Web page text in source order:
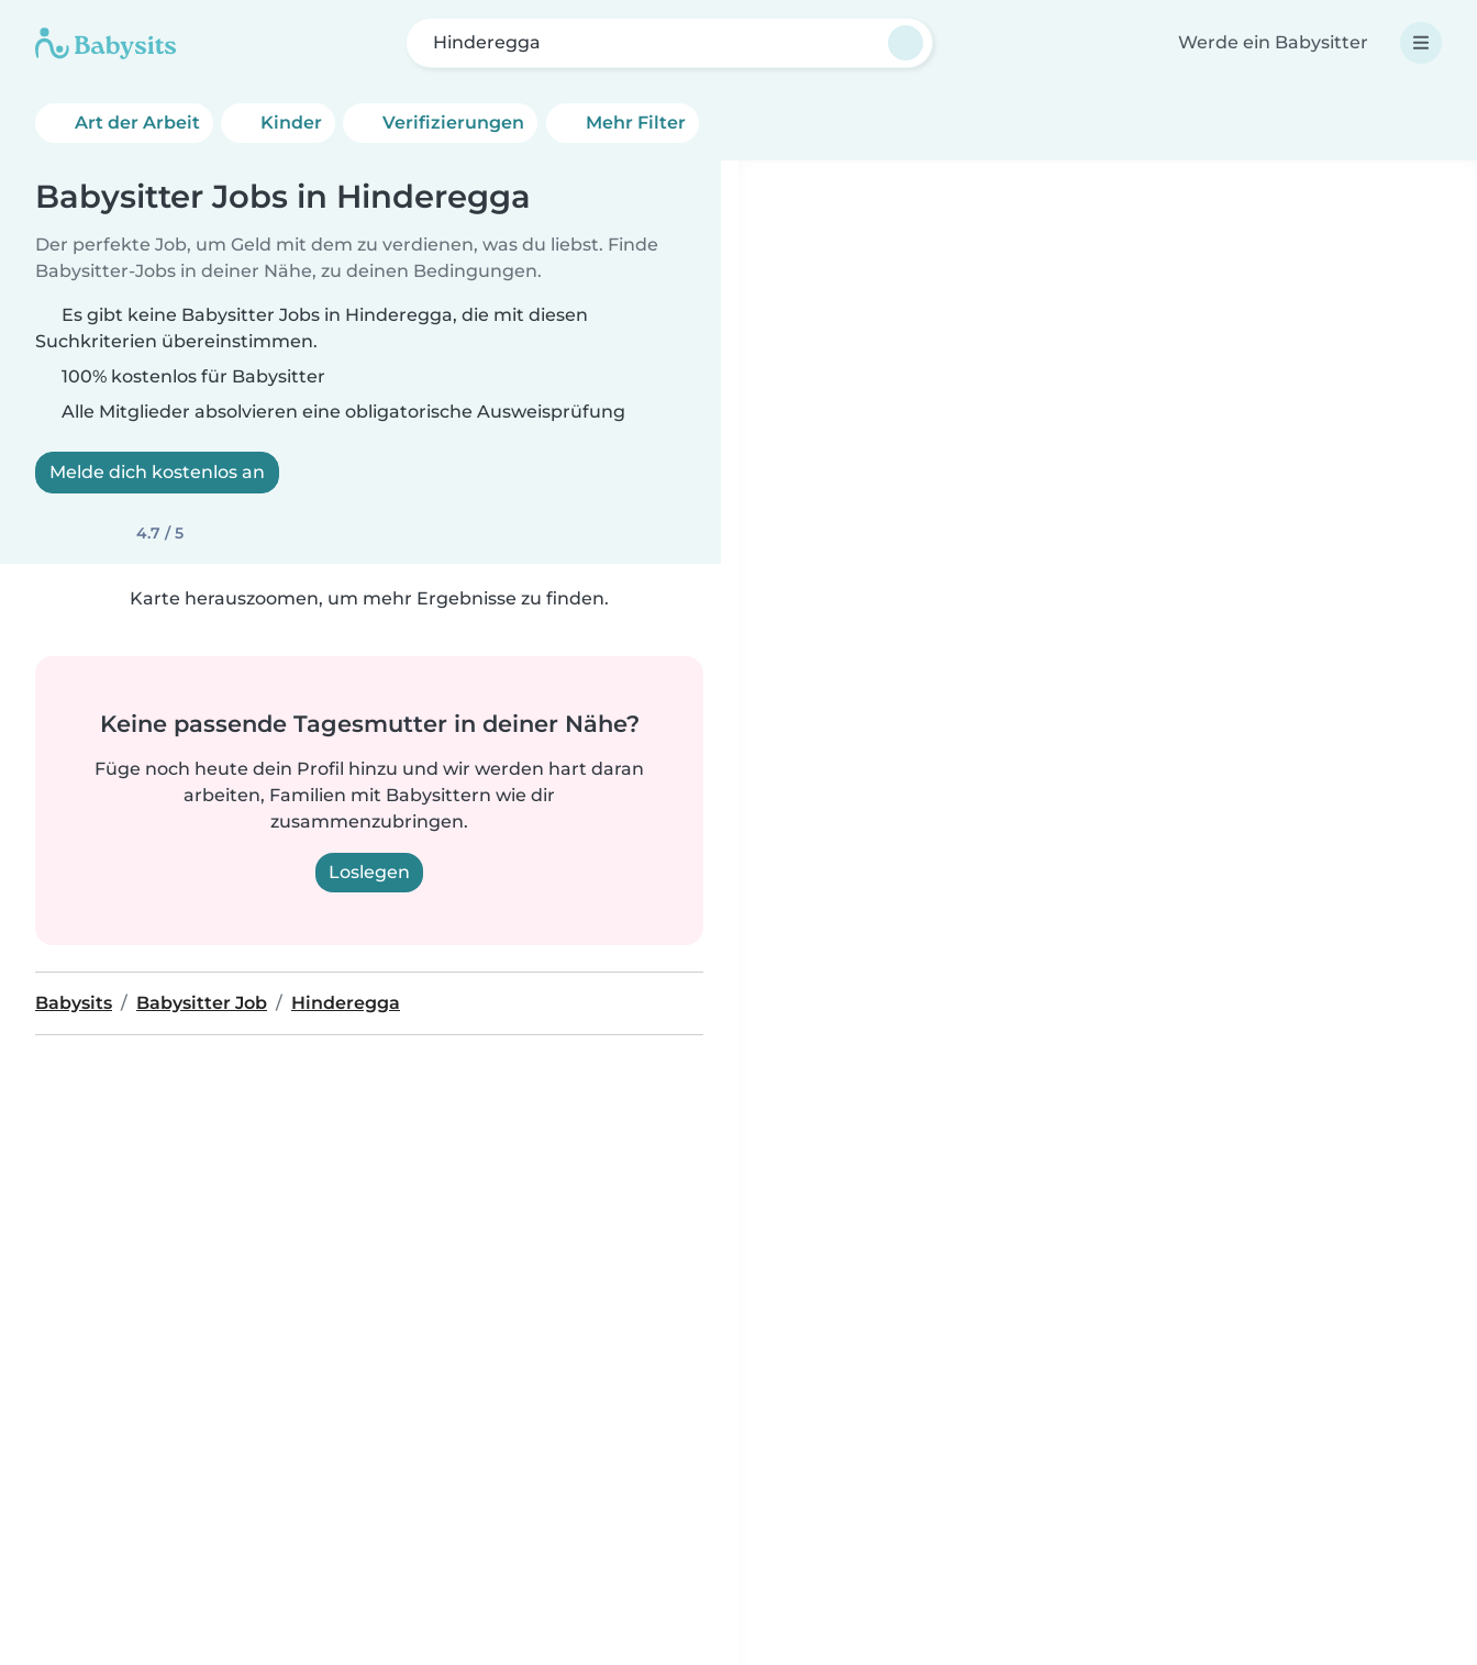
Hinderegga Werde ein Babysitter
Art der Arbeit Kinder Verifizierungen Mehr Filter
Babysitter Jobs in Hinderegga
Der perfekte Job, um Geld mit dem zu verdienen, was du liebst. Finde
Babysitter-Jobs in deiner Nähe, zu deinen Bedingungen.
Es gibt keine Babysitter Jobs in Hinderegga, die mit diesen
Suchkriterien übereinstimmen.
100% kostenlos für Babysitter
Alle Mitglieder absolvieren eine obligatorische Ausweisprüfung
Melde dich kostenlos an
4.7 / 5
Karte herauszoomen, um mehr Ergebnisse zu finden.
Keine passende Tagesmutter in deiner Nähe?
Füge noch heute dein Profil hinzu und wir werden hart daran
arbeiten, Familien mit Babysittern wie dir
zusammenzubringen.
Loslegen
Babysits Babysitter Job Hinderegga